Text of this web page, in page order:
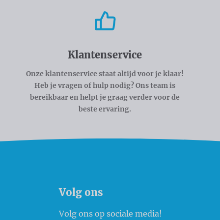
Klantenservice
Onze klantenservice staat altijd voor je klaar!
Heb je vragen of hulp nodig? Ons team is
bereikbaar en helpt je graag verder voor de
beste ervaring.
Volg ons
Volg ons op sociale media!